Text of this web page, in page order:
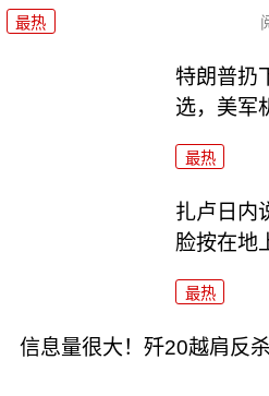
最热
特朗普扔
选，美军
最热
扎卢日内
脸按在地
最热
信息量很大！歼20越肩反